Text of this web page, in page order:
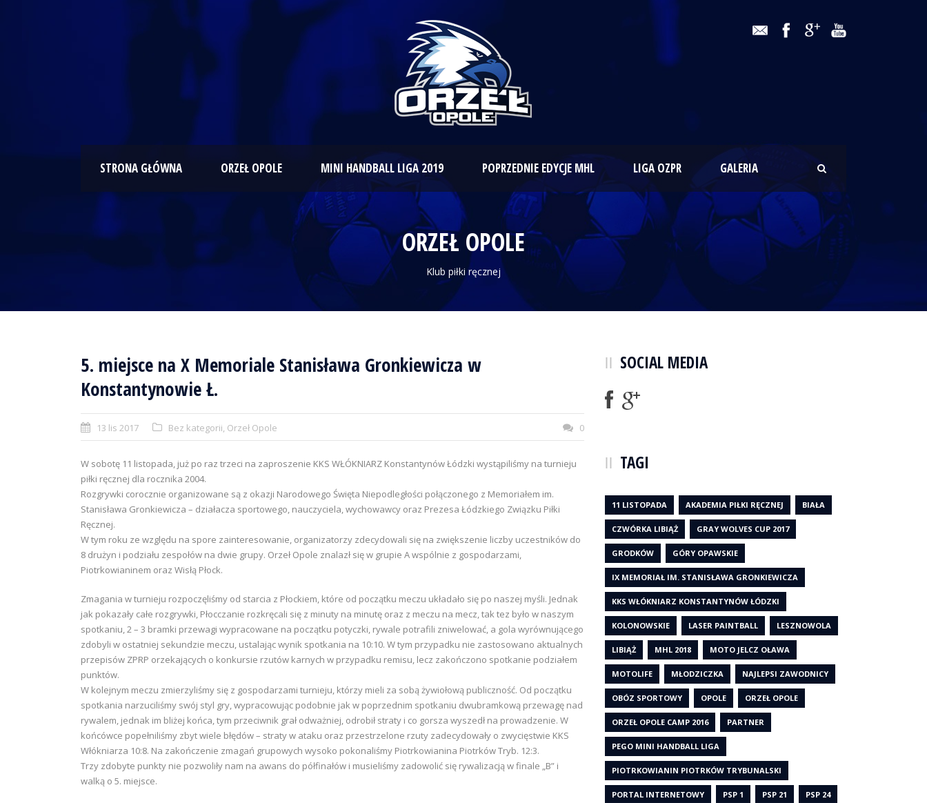
STRONA GŁÓWNA ORZEŁ OPOLE MINI HANDBALL LIGA 2019 POPRZEDNIE EDYCJE MHL LIGA OZPR GALERIA
ORZEŁ OPOLE
Klub piłki ręcznej
5. miejsce na X Memoriale Stanisława Gronkiewicza w
Konstantynowie Ł.
13 lis 2017 Bez kategorii, Orzeł Opole 0
W sobotę 11 listopada, już po raz trzeci na zaproszenie KKS WŁÓKNIARZ Konstantynów Łódzki wystąpiliśmy na turnieju
piłki ręcznej dla rocznika 2004.
Rozgrywki corocznie organizowane są z okazji Narodowego Święta Niepodległości połączonego z Memoriałem im.
Stanisława Gronkiewicza – działacza sportowego, nauczyciela, wychowawcy oraz Prezesa Łódzkiego Związku Piłki
Ręcznej.
W tym roku ze względu na spore zainteresowanie, organizatorzy zdecydowali się na zwiększenie liczby uczestników do
8 drużyn i podziału zespołów na dwie grupy. Orzeł Opole znalazł się w grupie A wspólnie z gospodarzami,
Piotrkowianinem oraz Wisłą Płock.
Zmagania w turnieju rozpoczęliśmy od starcia z Płockiem, które od początku meczu układało się po naszej myśli. Jednak
jak pokazały całe rozgrywki, Płocczanie rozkręcali się z minuty na minutę oraz z meczu na mecz, tak tez było w naszym
spotkaniu, 2 – 3 bramki przewagi wypracowane na początku potyczki, rywale potrafili zniwelować, a gola wyrównującego
zdobyli w ostatniej sekundzie meczu, ustalając wynik spotkania na 10:10. W tym przypadku nie zastosowano aktualnych
przepisów ZPRP orzekających o konkursie rzutów karnych w przypadku remisu, lecz zakończono spotkanie podziałem
punktów.
W kolejnym meczu zmierzyliśmy się z gospodarzami turnieju, którzy mieli za sobą żywiołową publiczność. Od początku
spotkania narzuciliśmy swój styl gry, wypracowując podobnie jak w poprzednim spotkaniu dwubramkową przewagę nad
rywalem, jednak im bliżej końca, tym przeciwnik grał odważniej, odrobił straty i co gorsza wyszedł na prowadzenie. W
końcówce popełniliśmy zbyt wiele błędów – straty w ataku oraz przestrzelone rzuty zadecydowały o zwycięstwie KKS
Włókniarza 10:8. Na zakończenie zmagań grupowych wysoko pokonaliśmy Piotrkowianina Piotrków Tryb. 12:3.
Trzy zdobyte punkty nie pozwoliły nam na awans do półfinałów i musieliśmy zadowolić się rywalizacją w finale „B” i
walką o 5. miejsce.
SOCIAL MEDIA
TAGI
11 LISTOPADA AKADEMIA PIŁKI RĘCZNEJ BIAŁA
CZWÓRKA LIBIĄŻ GRAY WOLVES CUP 2017
GRODKÓW GÓRY OPAWSKIE
IX MEMORIAŁ IM. STANISŁAWA GRONKIEWICZA
KKS WŁÓKNIARZ KONSTANTYNÓW ŁÓDZKI
KOLONOWSKIE LASER PAINTBALL LESZNOWOLA
LIBIĄŻ MHL 2018 MOTO JELCZ OŁAWA
MOTOLIFE MŁODZICZKA NAJLEPSI ZAWODNICY
OBÓZ SPORTOWY OPOLE ORZEŁ OPOLE
ORZEŁ OPOLE CAMP 2016 PARTNER
PEGO MINI HANDBALL LIGA
PIOTRKOWIANIN PIOTRKÓW TRYBUNALSKI
PORTAL INTERNETOWY PSP 1 PSP 21 PSP 24